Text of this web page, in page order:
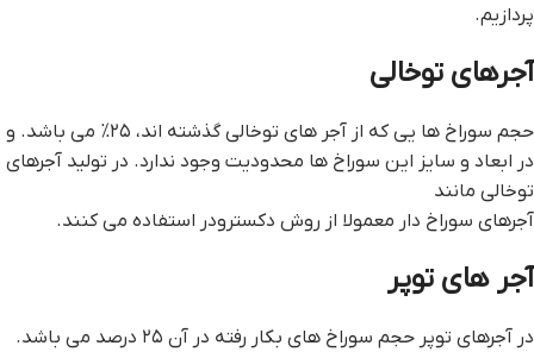
پردازیم.
آجرهای توخالی
حجم سوراخ ها یی که از آجر های توخالی گذشته اند، ۲۵% می باشد. و
در ابعاد و سایز این سوراخ ها محدودیت وجود ندارد. در تولید آجرهای
توخالی مانند
آجرهای سوراخ دار معمولا از روش دکسترودر استفاده می کنند.
آجر های توپر
در آجرهای توپر حجم سوراخ های بکار رفته در آن ۲۵ درصد می باشد.